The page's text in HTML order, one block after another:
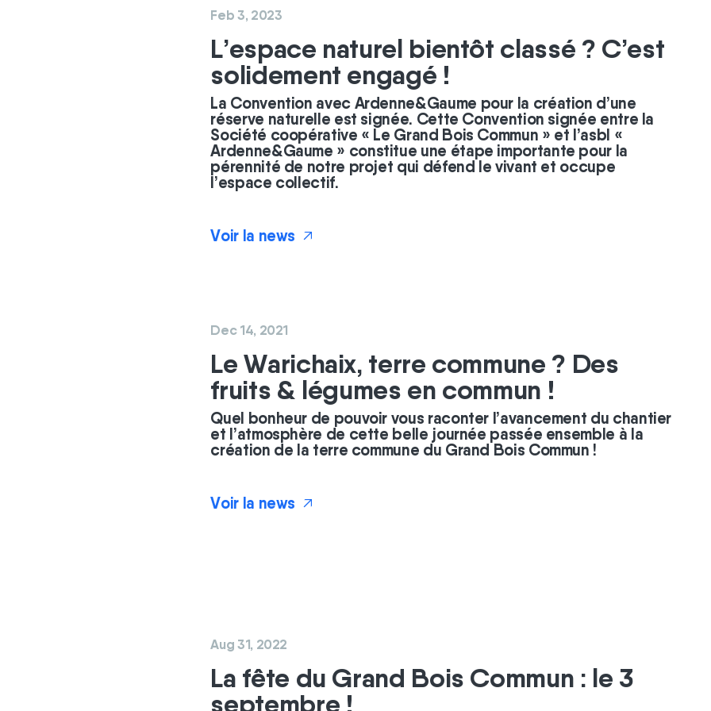
Feb 3, 2023
L’espace naturel bientôt classé ? C’est
solidement engagé !
La Convention avec Ardenne&Gaume pour la création d’une
réserve naturelle est signée. Cette Convention signée entre la
Société coopérative « Le Grand Bois Commun » et l’asbl «
Ardenne&Gaume » constitue une étape importante pour la
pérennité de notre projet qui défend le vivant et occupe
l’espace collectif.
Voir la news ↗
Dec 14, 2021
Le Warichaix, terre commune ? Des
fruits & légumes en commun !
Quel bonheur de pouvoir vous raconter l’avancement du chantier
et l’atmosphère de cette belle journée passée ensemble à la
création de la terre commune du Grand Bois Commun !
Voir la news ↗
Aug 31, 2022
La fête du Grand Bois Commun : le 3
septembre !